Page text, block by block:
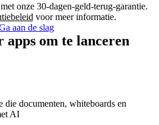
onze 30-dagen-geld-terug-garantie.
voor meer informatie.
aan de slag
apps om te lanceren
documenten, whiteboards en
AI